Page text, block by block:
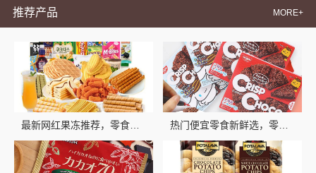
推荐产品 MORE+